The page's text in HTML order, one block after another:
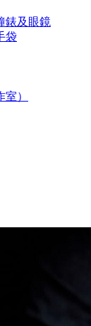
錶及眼鏡
袋
）